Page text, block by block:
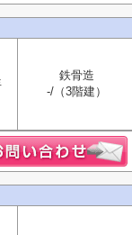
鉄骨造
-/（3階建）